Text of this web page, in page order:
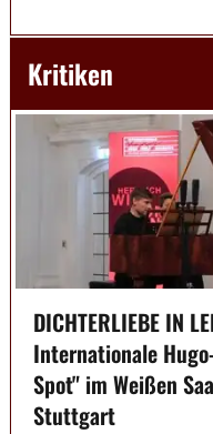
Kritiken
DICHTERLIEBE IN
Internationale
Spot" im Weißen
Stuttgart